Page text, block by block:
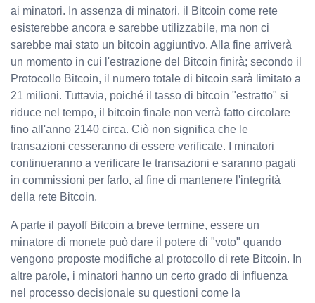
ai minatori. In assenza di minatori, il Bitcoin come rete
esisterebbe ancora e sarebbe utilizzabile, ma non ci
sarebbe mai stato un bitcoin aggiuntivo. Alla fine arriverà
un momento in cui l'estrazione del Bitcoin finirà; secondo il
Protocollo Bitcoin, il numero totale di bitcoin sarà limitato a
21 milioni. Tuttavia, poiché il tasso di bitcoin "estratto" si
riduce nel tempo, il bitcoin finale non verrà fatto circolare
fino all'anno 2140 circa. Ciò non significa che le
transazioni cesseranno di essere verificate. I minatori
continueranno a verificare le transazioni e saranno pagati
in commissioni per farlo, al fine di mantenere l'integrità
della rete Bitcoin.
A parte il payoff Bitcoin a breve termine, essere un
minatore di monete può dare il potere di "voto" quando
vengono proposte modifiche al protocollo di rete Bitcoin. In
altre parole, i minatori hanno un certo grado di influenza
nel processo decisionale su questioni come la